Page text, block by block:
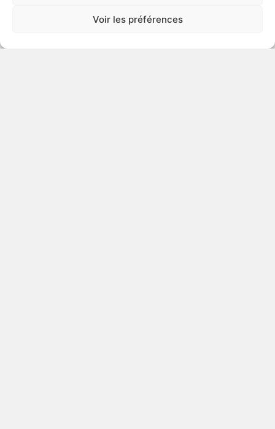
Voir les préférences
This Is My Life